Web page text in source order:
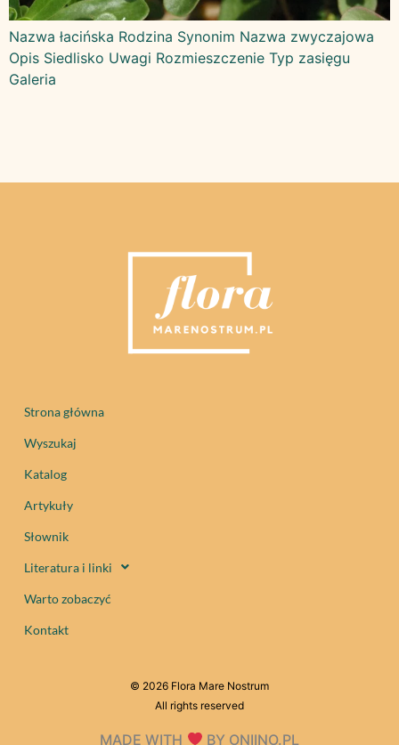
Nazwa łacińska Rodzina Synonim Nazwa zwyczajowa
Opis Siedlisko Uwagi Rozmieszczenie Typ zasięgu
Galeria
Strona główna
Wyszukaj
Katalog
Artykuły
Słownik
Literatura i linki
Warto zobaczyć
Kontakt
© 2026 Flora Mare Nostrum
All rights reserved
MADE WITH BY ONIINO.PL